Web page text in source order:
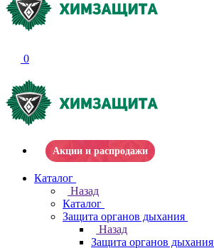
0
Акции и распродажи
Каталог
Назад
Каталог
Защита органов дыхания
Назад
Защита органов дыхания